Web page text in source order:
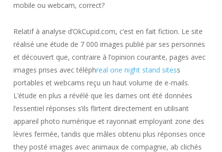
mobile ou webcam, correct?
Relatif à analyse d’OkCupid.com, c’est en fait fiction. Le site
réalisé une étude de 7 000 images publié par ses personnes
et découvert que, contraire à l’opinion courante, pages avec
images prises avec téléphreal one night stand sitess
portables et webcams reçu un haut volume de e-mails.
L’étude en plus a révélé que les dames ont été données
l’essentiel réponses s’ils flirtent directement en utilisant
appareil photo numérique et rayonnait employant zone des
lèvres fermée, tandis que mâles obtenu plus réponses once
they posté images avec animaux de compagnie, ab clichés